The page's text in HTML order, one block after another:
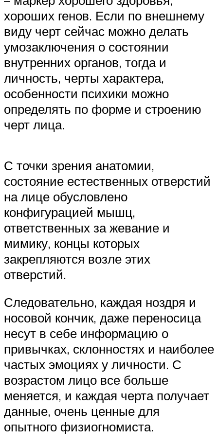
хороших генов. Если по внешнему
виду черт сейчас можно делать
умозаключения о состоянии
внутренних органов, тогда и
личность, черты характера,
особенности психики можно
определять по форме и строению
черт лица.
С точки зрения анатомии,
состояние естественных отверстий
на лице обусловлено
конфигурацией мышц,
ответственных за жевание и
мимику, концы которых
закрепляются возле этих
отверстий.
Следовательно, каждая ноздря и
носовой кончик, даже переносица
несут в себе информацию о
привычках, склонностях и наиболее
частых эмоциях у личности. С
возрастом лицо все больше
меняется, и каждая черта получает
данные, очень ценные для
опытного физиогномиста.